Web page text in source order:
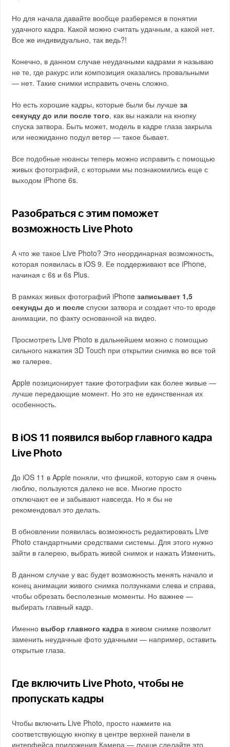
Но для начала давайте вообще разберемся в понятии
удачного кадра. Какой можно считать удачным, а какой нет.
Все же индивидуально, так ведь?!
Конечно, в данном случае неудачными кадрами я называю
не те, где ракурс или композиция оказались провальными
— нет. Такие снимки исправить очень сложно.
Но есть хорошие кадры, которые были бы лучшеза
секунду до или после того, как вы нажали на кнопку
спуска затвора. Быть может, модель в кадре глаза закрыла
или неожиданно подул ветер — такое бывает.
Все подобные нюансы теперь можно исправить с помощью
живых фотографий, с которыми мы познакомились еще с
выходом iPhone 6s.
Разобраться с этим поможет
возможность Live Photo
А что же такое Live Photo? Это неординарная возможность,
которая появилась в iOS 9. Ее поддерживают все iPhone,
начиная с 6s и 6s Plus.
В рамках живых фотографий iPhoneзаписывает 1,5
секунды до и после спуски затвора и создает что-то вроде
анимации, по факту основанной на видео.
Просмотреть Live Photo в дальнейшем можно с помощью
сильного нажатия 3D Touch при открытии снимка во все той
же галерее.
Apple позиционирует такие фотографии как более живые —
лучше передающие момент. Но это не единственная их
особенность.
В iOS 11 появился выбор главного кадра
Live Photo
До iOS 11 в Apple поняли, что фишкой, которую сам я очень
люблю, пользуются далеко не все. Многие просто
отключают ее и забывают навсегда. Но я бы не
рекомендовал это делать.
В обновлении появилась возможность редактировать Live
Photo стандартными средствами системы. Для этого нужно
зайти в галерею, выбрать живой снимок и нажать Изменить.
В данном случае у вас будет возможность менять начало и
конец анимации живого снимка ползунками слева и справа,
чтобы обрезать бесполезные моменты. Но важнее —
выбирать главный кадр.
Именно выбор главного кадра в живом снимке позволит
заменить неудачные фото удачными — например, оставить
открытые глаза.
Где включить Live Photo, чтобы не
пропускать кадры
Чтобы включить Live Photo, просто нажмите на
соответствующую кнопку в центре верхней панели в
интерфейса приложения Камера — лучше сделайте это